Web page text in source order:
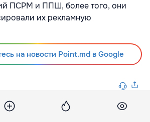
ПСРМ и ППШ, более того, они
их рекламную
на новости Point.md в Google